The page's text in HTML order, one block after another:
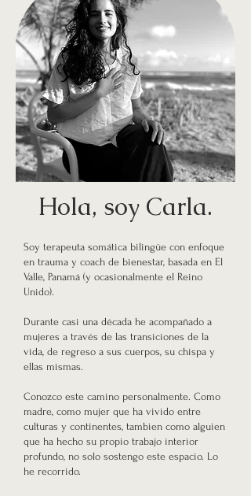
Hola, soy Carla.
Soy terapeuta somática bilingüe con enfoque
en trauma y coach de bienestar, basada en El
Valle, Panamá (y ocasionalmente el Reino
Unido).
Durante casi una década he acompañado a
mujeres a través de las transiciones de la
vida, de regreso a sus cuerpos, su chispa y
ellas mismas.
Conozco este camino personalmente. Como
madre, como mujer que ha vivido entre
culturas y continentes, tambien como alguien
que ha hecho su propio trabajo interior
profundo, no solo sostengo este espacio. Lo
he recorrido.